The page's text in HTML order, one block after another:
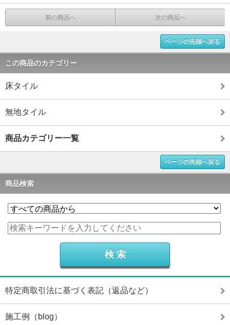
前の商品へ 次の商品へ
ページの先頭へ戻る
この商品のカテゴリー
床タイル
無地タイル
商品カテゴリー一覧
ページの先頭へ戻る
商品検索
特定商取引法に基づく表記（返品など）
施工例（blog）